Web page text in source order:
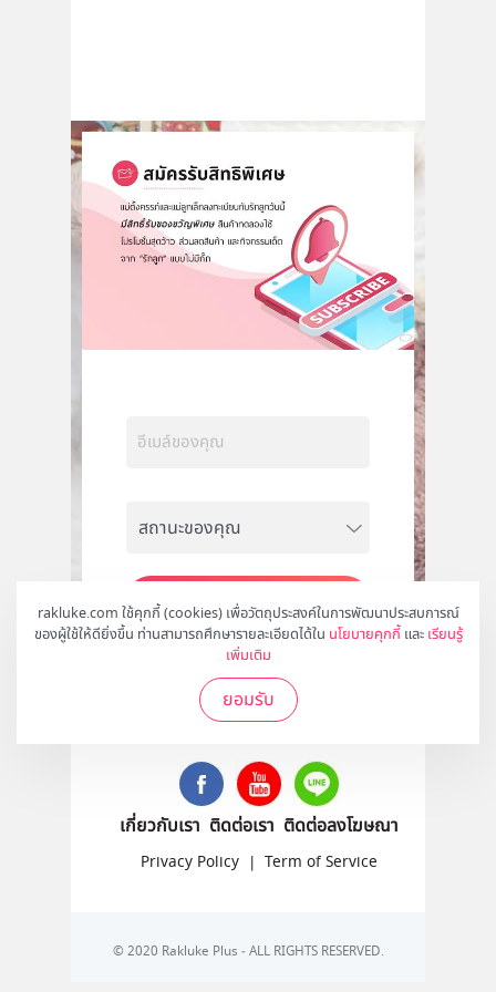
rakluke.com ใช้คุกกี้ (cookies) เพื่อวัตถุประสงค์ในการพัฒนาประสบการณ์
ของผู้ใช้ให้ดียิ่งขึ้น ท่านสามารถศึกษารายละเอียดได้ใน นโยบายคุกกี้ และ เรียนรู้
เพิ่มเติม
ยอมรับ
สมัคร
ติดตามเราได้ที่
เกี่ยวกับเรา ติดต่อเรา ติดต่อลงโฆษณา
Privacy Policy | Term of Service
© 2020 Rakluke Plus - ALL RIGHTS RESERVED.